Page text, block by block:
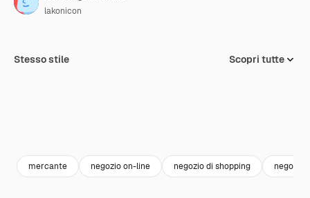
lakonicon
Stesso stile Scopri tutte
mercante negozio on-line negozio di shopping negozio